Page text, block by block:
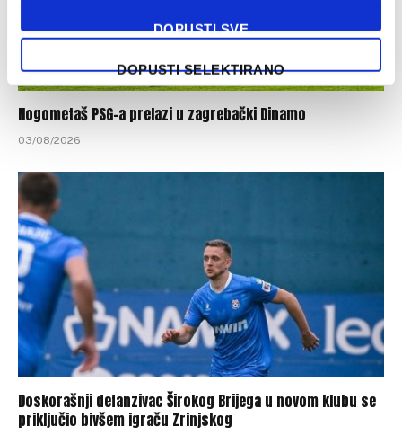
DOPUSTI SVE
DOPUSTI SELEKTIRANO
Nogometaš PSG-a prelazi u zagrebački Dinamo
03/08/2026
Doskorašnji defanzivac Širokog Brijega u novom klubu se
priključio bivšem igraču Zrinjskog